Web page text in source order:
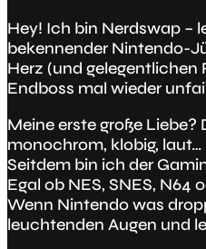
Hey! Ich bin Nerdswap –
bekennender Nintendo-
Herz (und gelegentlichen
Endboss mal wieder
Meine erste große Liebe?
monochrom, klobig,
Seitdem bin ich der
Egal ob NES, SNES, N64
Wenn Nintendo was
leuchtenden Augen und